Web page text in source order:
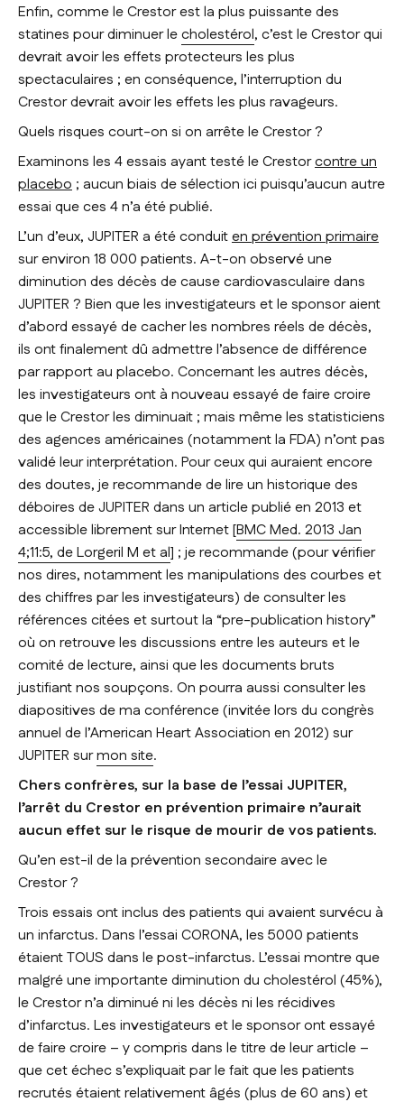
Enfin, comme le Crestor est la plus puissante des
statines pour diminuer lecholestérol, c’est le Crestor qui
devrait avoir les effets protecteurs les plus
spectaculaires ; en conséquence, l’interruption du
Crestor devrait avoir les effets les plus ravageurs.
Quels risques court-on si on arrête le Crestor ?
Examinons les 4 essais ayant testé le Crestorcontre un
placebo ; aucun biais de sélection ici puisqu’aucun autre
essai que ces 4 n’a été publié.
L’un d’eux, JUPITER a été conduiten prévention primaire
sur environ 18 000 patients. A-t-on observé une
diminution des décès de cause cardiovasculaire dans
JUPITER ? Bien que les investigateurs et le sponsor aient
d’abord essayé de cacher les nombres réels de décès,
ils ont finalement dû admettre l’absence de différence
par rapport au placebo. Concernant les autres décès,
les investigateurs ont à nouveau essayé de faire croire
que le Crestor les diminuait ; mais même les statisticiens
des agences américaines (notamment la FDA) n’ont pas
validé leur interprétation. Pour ceux qui auraient encore
des doutes, je recommande de lire un historique des
déboires de JUPITER dans un article publié en 2013 et
accessible librement sur Internet [BMC Med. 2013 Jan
4;11:5, de Lorgeril M et al] ; je recommande (pour vérifier
nos dires, notamment les manipulations des courbes et
des chiffres par les investigateurs) de consulter les
références citées et surtout la “pre-publication history”
où on retrouve les discussions entre les auteurs et le
comité de lecture, ainsi que les documents bruts
justifiant nos soupçons. On pourra aussi consulter les
diapositives de ma conférence (invitée lors du congrès
annuel de l’American Heart Association en 2012) sur
JUPITER surmon site.
Chers confrères, sur la base de l’essai JUPITER,
l’arrêt du Crestor en prévention primaire n’aurait
aucun effet sur le risque de mourir de vos patients.
Qu’en est-il de la prévention secondaire avec le
Crestor ?
Trois essais ont inclus des patients qui avaient survécu à
un infarctus. Dans l’essai CORONA, les 5000 patients
étaient TOUS dans le post-infarctus. L’essai montre que
malgré une importante diminution du cholestérol (45%),
le Crestor n’a diminué ni les décès ni les récidives
d’infarctus. Les investigateurs et le sponsor ont essayé
de faire croire – y compris dans le titre de leur article –
que cet échec s’expliquait par le fait que les patients
recrutés étaient relativement âgés (plus de 60 ans) et